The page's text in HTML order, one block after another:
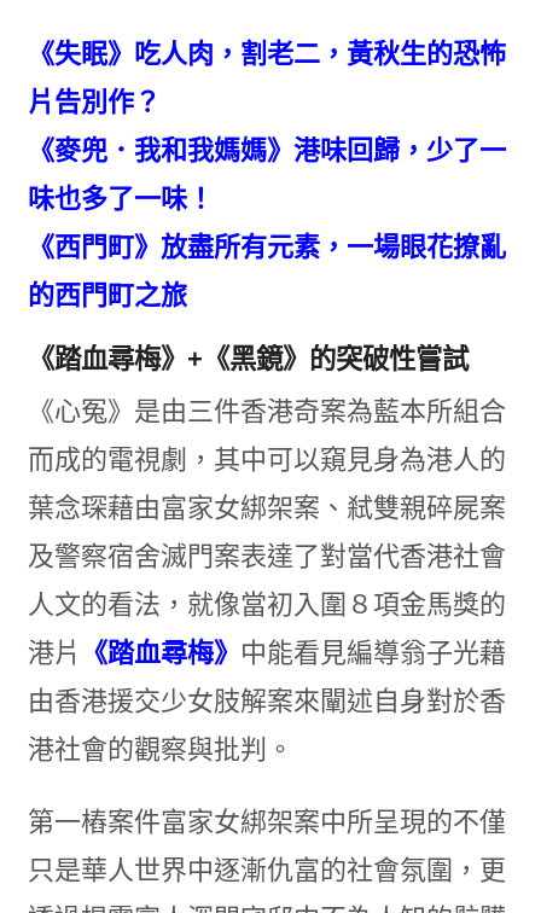
《失眠》吃人肉，割老二，黃秋生的恐怖
片告別作？
《麥兜．我和我媽媽》港味回歸，少了一
味也多了一味！
《西門町》放盡所有元素，一場眼花撩亂
的西門町之旅
《踏血尋梅》 + 《黑鏡》的突破性嘗試
《心冤》是由三件香港奇案為藍本所組合
而成的電視劇，其中可以窺見身為港人的
葉念琛藉由富家女綁架案、弒雙親碎屍案
及警察宿舍滅門案表達了對當代香港社會
人文的看法，就像當初入圍８項金馬獎的
港片
《踏血尋梅》 中能看見編導翁子光藉
由香港援交少女肢解案來闡述自身對於香
港社會的觀察與批判。
第一樁案件富家女綁架案中所呈現的不僅
只是華人世界中逐漸仇富的社會氛圍，更